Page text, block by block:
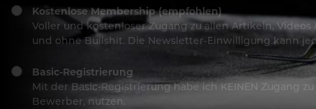
Kostenlose Membership (empfohlen)
Voller und kostenloser Zugang zu allen Artikeln,
und ohne Bullshit. Die Newsletter-Einwilligung kann
Basic-Registrierung
Mit der Basic-Registrierung habe ich KEINEN Zugang
Bewerber, nutzen.